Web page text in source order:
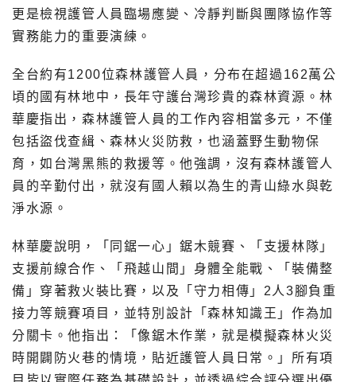
更是檢視護管人員臨場應變、冷靜判斷與團隊協作等
實務能力的重要演練。
全台約有1200位森林護管人員，分布在超過162萬公
頃的國有林地中，長年守護台灣珍貴的森林資源。林
華慶指出，森林護管人員的工作內容相當多元，不僅
包括盜伐查緝、森林火災防救，也涵蓋野生動物保
育，如台灣黑熊的救援等。他強調，沒有森林護管人
員的辛勤付出，就沒有國人賴以為生的青山綠水與乾
淨水源。
林華慶說明，「同鋸一心」鋸木競賽、「支援林隊」
支援前線合作、「飛越山間」身體全能戰、「裝備整
備」穿著救火裝比賽，以及「守力相傳」2人3腳負重
接力等競賽項目，並特別設計「森林知識王」作為加
分關卡。他指出：「像鋸木作業，就是模擬森林火災
時開闢防火巷的情境，貼近護管人員日常。」所有項